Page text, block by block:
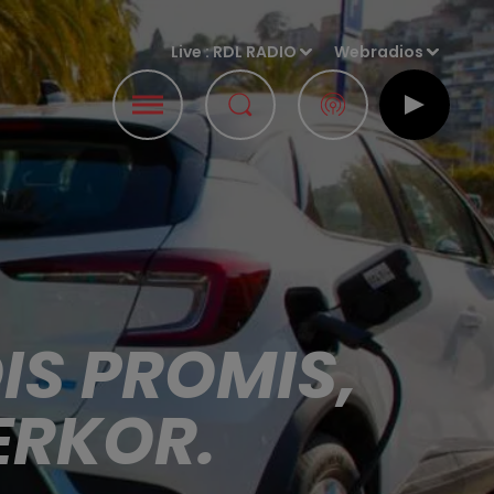
Live :RDL RADIO Webradios
PROMIS,